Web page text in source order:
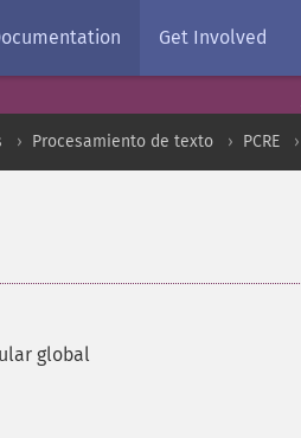
Get Involved
Procesamiento de texto PCRE
global